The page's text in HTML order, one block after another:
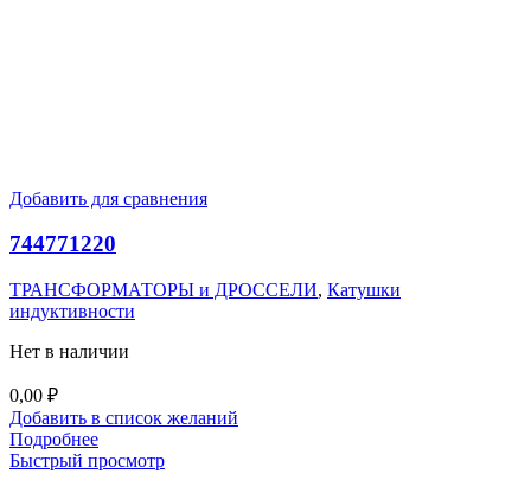
Добавить для сравнения
744771220
ТРАНСФОРМАТОРЫ и ДРОССЕЛИ, Катушки
индуктивности
Нет в наличии
0,00 ₽
Добавить в список желаний
Подробнее
Быстрый просмотр